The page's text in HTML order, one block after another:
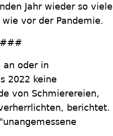
Jahr wieder so viele
vor der Pandemie.
an oder in
2022 keine
von Schmierereien,
berichtet.